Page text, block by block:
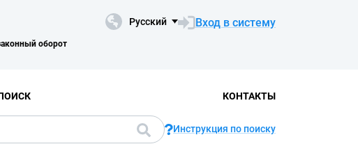
оборот
Русский Вход в систему
КОНТАКТЫ
Инструкция по поиску